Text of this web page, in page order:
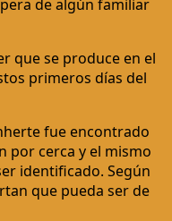
de algún familiar
que se produce en el
primeros días del
fue encontrado
por cerca y el mismo
identificado. Según
que pueda ser de